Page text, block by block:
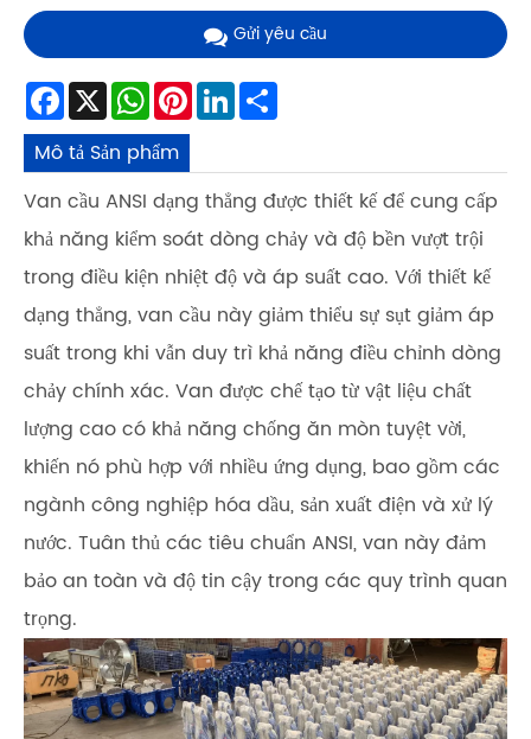
Gửi yêu cầu
Facebook
X WhatsApp
Pinterest
LinkedIn
Mô tả Sản phẩm
Van cầu ANSI dạng thẳng được thiết kế để cung cấp
khả năng kiểm soát dòng chảy và độ bền vượt trội
trong điều kiện nhiệt độ và áp suất cao. Với thiết kế
dạng thẳng, van cầu này giảm thiểu sự sụt giảm áp
suất trong khi vẫn duy trì khả năng điều chỉnh dòng
chảy chính xác. Van được chế tạo từ vật liệu chất
lượng cao có khả năng chống ăn mòn tuyệt vời,
khiến nó phù hợp với nhiều ứng dụng, bao gồm các
ngành công nghiệp hóa dầu, sản xuất điện và xử lý
nước. Tuân thủ các tiêu chuẩn ANSI, van này đảm
bảo an toàn và độ tin cậy trong các quy trình quan
trọng.